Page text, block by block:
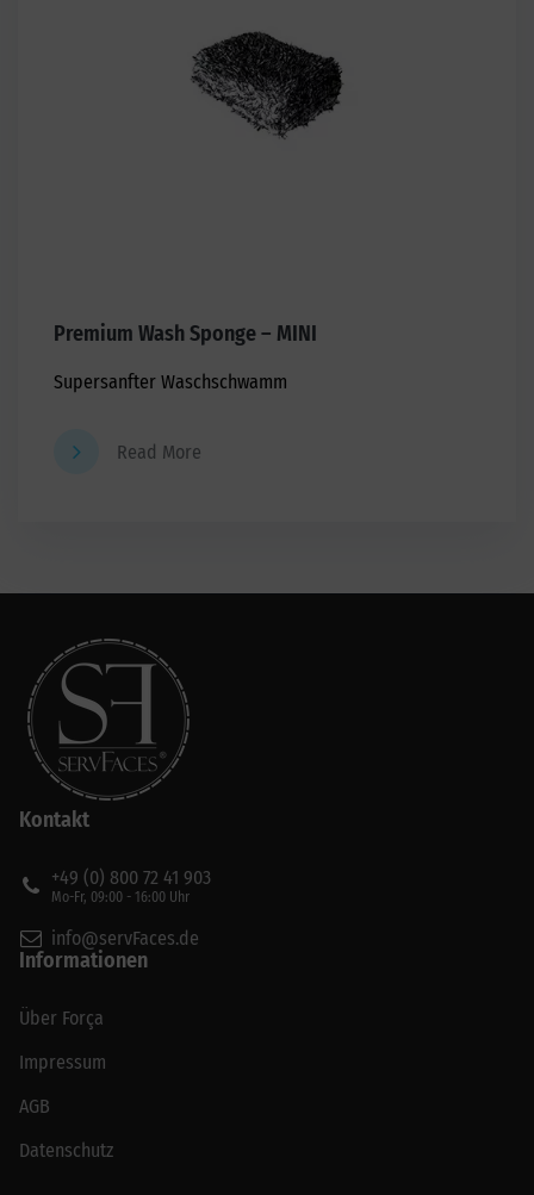
Premium Wash Sponge – MINI
Supersanfter Waschschwamm
Read More
Kontakt
+49 (0) 800 72 41 903
Mo-Fr, 09:00 - 16:00 Uhr
info@servFaces.de
Informationen
Über Força
Impressum
AGB
Datenschutz